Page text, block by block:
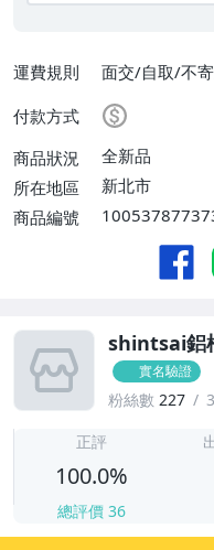
運費規則
面交/自取/不寄
付款方式
商品狀況
全新品
所在地區
新北市
商品編號
shintsai鋁
實名驗證
粉絲數 227
正評
100.0%
總評價 36